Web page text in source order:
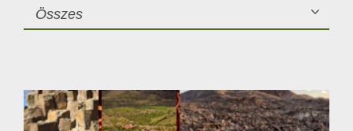
Összes